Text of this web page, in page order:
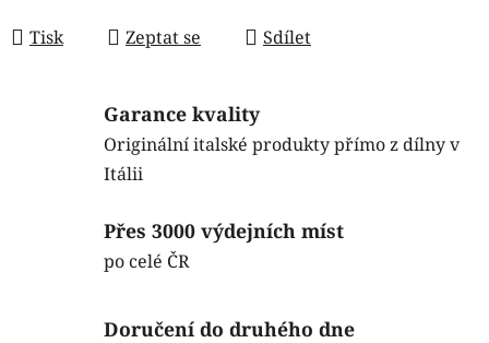
Tisk Zeptat se Sdílet
Garance kvality
Originální italské produkty přímo z dílny v
Itálii
Přes 3000 výdejních míst
po celé ČR
Doručení do druhého dne